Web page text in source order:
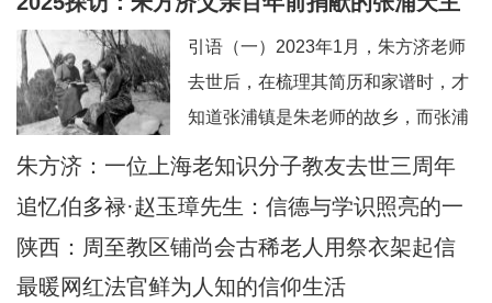
永远笑眯眯。但对我们的学习极其认真和严肃
堂+后记：佘山校友怀念恩师
引语（一）2023年1月，朱方济老师
去世后，在梳理其简历和家谱时，才
知道张浦镇是朱老师的故乡，而张浦
最早的老堂是其父母早年捐献的祖
也提供了一些史料。当时一点也没想
到日后还有机会探访张浦堂区。2025
年2月24—28日，应苏州教区徐宏根
朱方济：一位上海老知识分子教友去世三周年
追忆伯多禄·赵玉璋先生：信德与学识照亮的一
生
陕西：周至教区铺尚会古稀老人用祭衣架起信
仰与文化传承之桥
最暖网红法官鲜为人知的信仰生活